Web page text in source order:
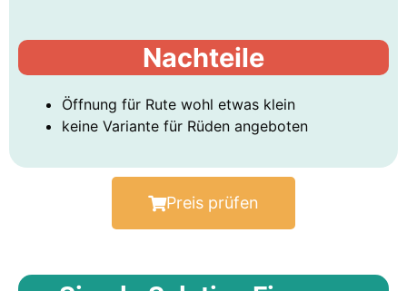
Nachteile
Öffnung für Rute wohl etwas klein
keine Variante für Rüden angeboten
Preis prüfen